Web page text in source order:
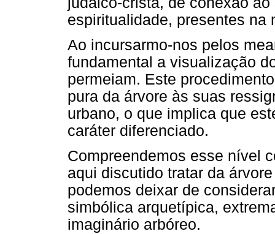
espiritualidade, presentes na
Ao incursarmo-nos pelos
fundamental a visualização
permeiam. Este
pura da árvore às suas
urbano, o que implica que
caráter diferenciado.
Compreendemos esse nível
aqui discutido tratar da
podemos deixar de
simbólica arquetípica,
imaginário arbóreo.